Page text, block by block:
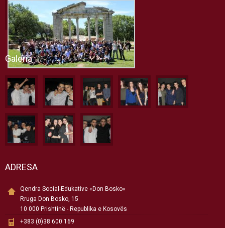
Galeria
ADRESA
Qendra Social-Edukative «Don Bosko»
Rruga Don Bosko, 15
10 000 Prishtinë - Republika e Kosovës
+383 (0)38 600 169